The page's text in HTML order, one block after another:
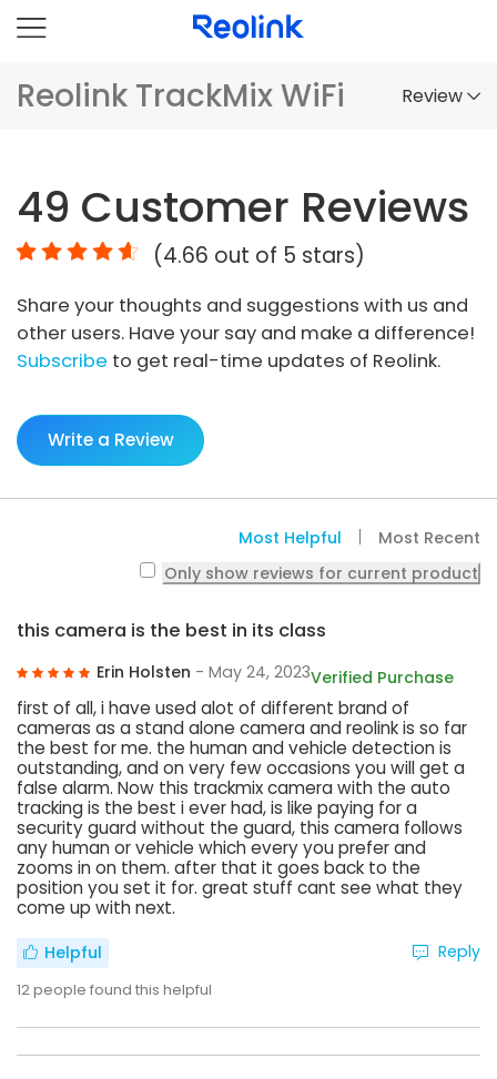
Reolink TrackMix WiFi Review
Comparison
Accessories
Video
Specs
FAQs
49 Customer Reviews
(4.66 out of 5 stars)
Share your thoughts and suggestions with us and
other users. Have your say and make a difference!
Subscribe to get real-time updates of Reolink.
Write a Review
Most Helpful
Most Recent
Only show reviews for current product
this camera is the best in its class
Erin Holsten - May 24, 2023Verified Purchase
first of all, i have used alot of different brand of
cameras as a stand alone camera and reolink is so far
the best for me. the human and vehicle detection is
outstanding, and on very few occasions you will get a
false alarm. Now this trackmix camera with the auto
tracking is the best i ever had, is like paying for a
security guard without the guard, this camera follows
any human or vehicle which every you prefer and
zooms in on them. after that it goes back to the
position you set it for. great stuff cant see what they
come up with next.
Helpful
12people found this helpful
Reply